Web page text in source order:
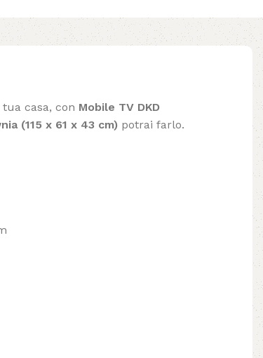
casa, con Mobile TV DKD
(115 x 61 x 43 cm) potrai farlo.